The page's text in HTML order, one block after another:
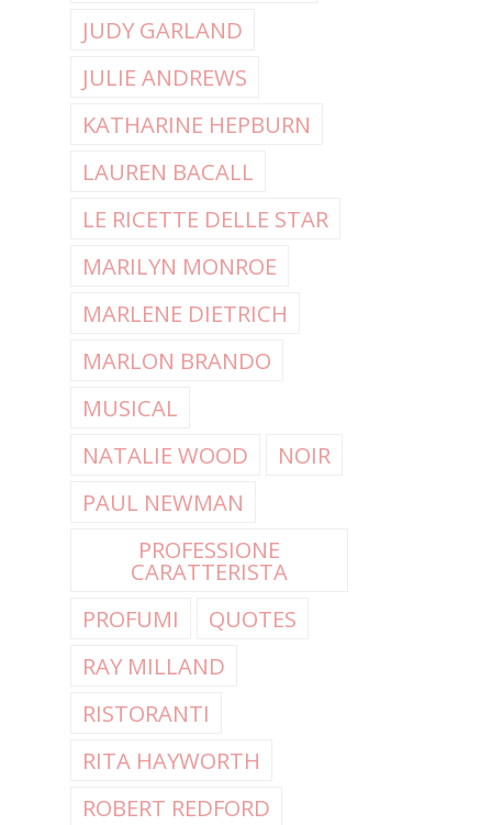
JUDY GARLAND
JULIE ANDREWS
KATHARINE HEPBURN
LAUREN BACALL
LE RICETTE DELLE STAR
MARILYN MONROE
MARLENE DIETRICH
MARLON BRANDO
MUSICAL
NATALIE WOOD
NOIR
PAUL NEWMAN
PROFESSIONE
CARATTERISTA
PROFUMI
QUOTES
RAY MILLAND
RISTORANTI
RITA HAYWORTH
ROBERT REDFORD